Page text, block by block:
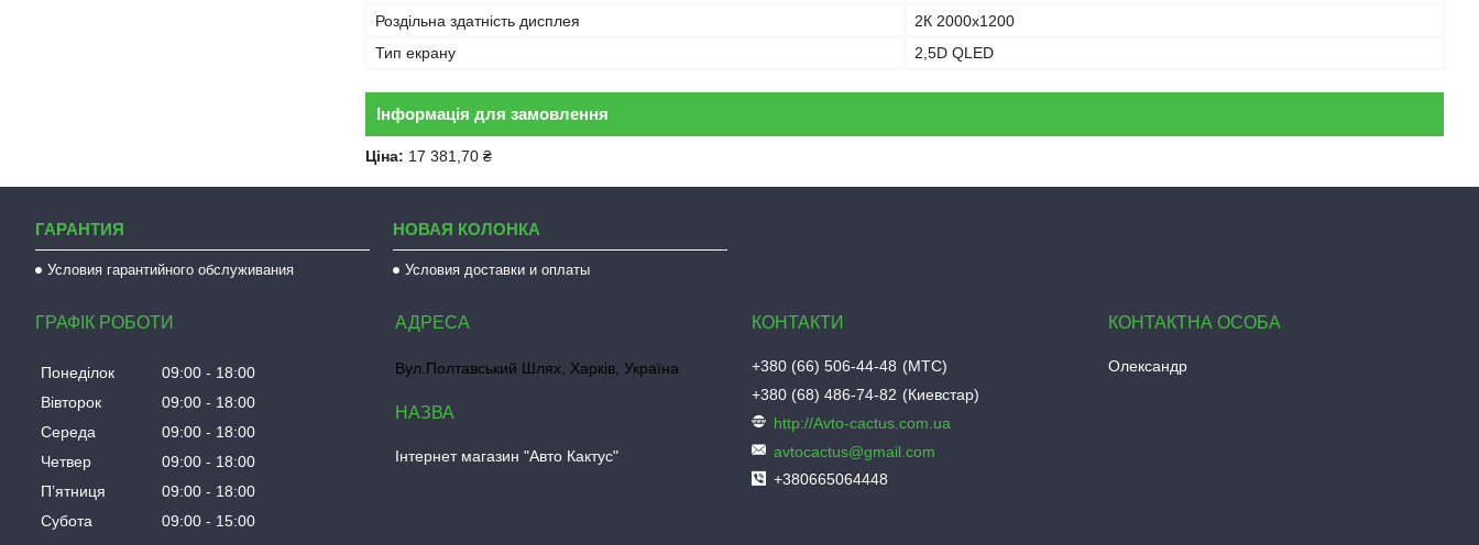
Роздільна здатність дисплея
2К 2000x1200
Тип екрану
2,5D QLED
Інформація для замовлення
Ціна: 17 381,70 ₴
ГАРАНТИЯ
Условия гарантийного обслуживания
НОВАЯ КОЛОНКА
Условия доставки и оплаты
ГРАФІК РОБОТИ
Понеділок 09:00
18:00
Вівторок
09:00
18:00
Середа
09:00
18:00
Четвер
09:00
18:00
Пʼятниця
09:00
18:00
Субота
09:00
15:00
Вул.Полтавський Шлях, Харків, Україна
Інтернет магазин "Авто Кактус"
+380 (66) 506-44-48
МТС
+380 (68) 486-74-82
Киевстар
http://Avto-cactus.com.ua
avtocactus@gmail.com
+380665064448
Олександр